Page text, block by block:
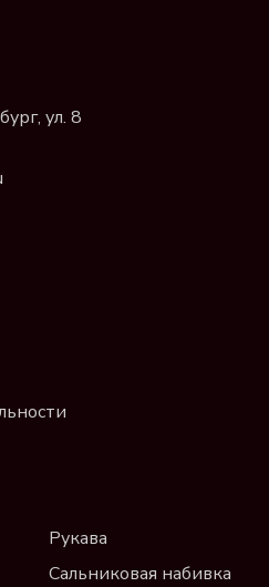
ул. 8
Рукава
Сальниковая набивка